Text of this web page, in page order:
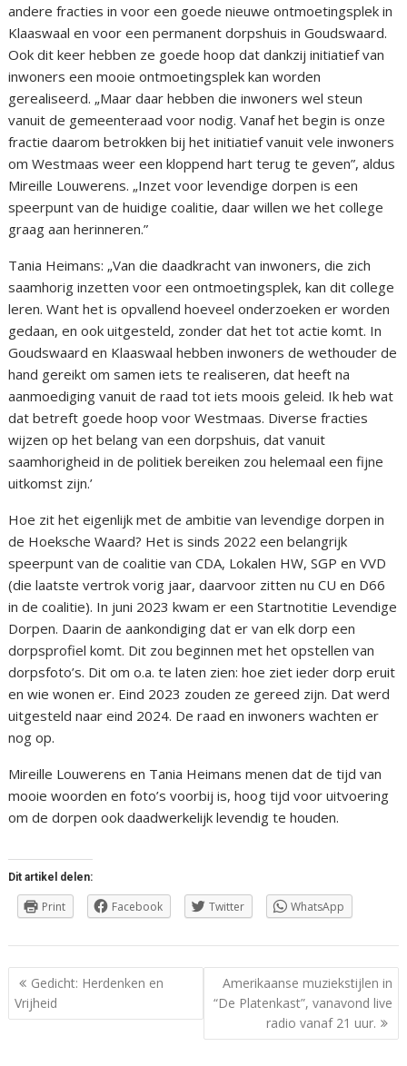
andere fracties in voor een goede nieuwe ontmoetingsplek in
Klaaswaal en voor een permanent dorpshuis in Goudswaard.
Ook dit keer hebben ze goede hoop dat dankzij initiatief van
inwoners een mooie ontmoetingsplek kan worden
gerealiseerd. „Maar daar hebben die inwoners wel steun
vanuit de gemeenteraad voor nodig. Vanaf het begin is onze
fractie daarom betrokken bij het initiatief vanuit vele inwoners
om Westmaas weer een kloppend hart terug te geven”, aldus
Mireille Louwerens. „Inzet voor levendige dorpen is een
speerpunt van de huidige coalitie, daar willen we het college
graag aan herinneren.”
Tania Heimans: „Van die daadkracht van inwoners, die zich
saamhorig inzetten voor een ontmoetingsplek, kan dit college
leren. Want het is opvallend hoeveel onderzoeken er worden
gedaan, en ook uitgesteld, zonder dat het tot actie komt. In
Goudswaard en Klaaswaal hebben inwoners de wethouder de
hand gereikt om samen iets te realiseren, dat heeft na
aanmoediging vanuit de raad tot iets moois geleid. Ik heb wat
dat betreft goede hoop voor Westmaas. Diverse fracties
wijzen op het belang van een dorpshuis, dat vanuit
saamhorigheid in de politiek bereiken zou helemaal een fijne
uitkomst zijn.’
Hoe zit het eigenlijk met de ambitie van levendige dorpen in
de Hoeksche Waard? Het is sinds 2022 een belangrijk
speerpunt van de coalitie van CDA, Lokalen HW, SGP en VVD
(die laatste vertrok vorig jaar, daarvoor zitten nu CU en D66
in de coalitie). In juni 2023 kwam er een Startnotitie Levendige
Dorpen. Daarin de aankondiging dat er van elk dorp een
dorpsprofiel komt. Dit zou beginnen met het opstellen van
dorpsfoto’s. Dit om o.a. te laten zien: hoe ziet ieder dorp eruit
en wie wonen er. Eind 2023 zouden ze gereed zijn. Dat werd
uitgesteld naar eind 2024. De raad en inwoners wachten er
nog op.
Mireille Louwerens en Tania Heimans menen dat de tijd van
mooie woorden en foto’s voorbij is, hoog tijd voor uitvoering
om de dorpen ook daadwerkelijk levendig te houden.
Dit artikel delen:
Print Facebook Twitter WhatsApp
Berichtnavigatie
Gedicht: Herdenken en
Vrijheid
Amerikaanse muziekstijlen in
“De Platenkast”, vanavond live
radio vanaf 21 uur.